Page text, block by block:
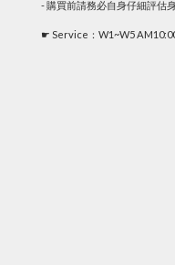
- 購買前請務必自身仔細評估
☛ Service：W1~W5